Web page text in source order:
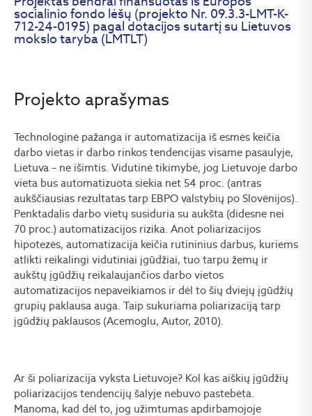
socialinio fondo lėšų (projekto Nr. 09.3.3-LMT-K-
712-24-0195) pagal dotacijos sutartį su Lietuvos
mokslo taryba (LMTLT)
Projekto aprašymas
Technologinė pažanga ir automatizacija iš esmės keičia
darbo vietas ir darbo rinkos tendencijas visame pasaulyje,
Lietuva – ne išimtis. Vidutinė tikimybė, jog Lietuvoje darbo
vieta bus automatizuota siekia net 54 proc. (antras
aukščiausias rezultatas tarp EBPO valstybių po Slovėnijos).
Penktadalis darbo vietų susiduria su aukšta (didesne nei
70 proc.) automatizacijos rizika. Anot poliarizacijos
hipotezės, automatizacija keičia rutininius darbus, kuriems
atlikti reikalingi vidutiniai įgūdžiai, tuo tarpu žemų ir
aukštų įgūdžių reikalaujančios darbo vietos
automatizacijos nepaveikiamos ir dėl to šių dviejų įgūdžių
grupių paklausa auga. Taip sukuriama poliarizaciją tarp
įgūdžių paklausos (Acemoglu, Autor, 2010).
Ar ši poliarizacija vyksta Lietuvoje? Kol kas aiškių įgūdžių
poliarizacijos tendencijų šalyje nebuvo pastebėta.
Manoma, kad dėl to, jog užimtumas apdirbamojoje